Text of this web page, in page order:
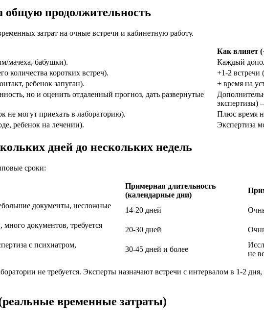
продолжительность
затрат на очные встречи и кабинетную работу.
Как влияет
мачеха, бабушки).
Каждый
количества коротких встреч).
+1-2 встречи
ребенок запуган).
+ время на
но и оценить отдаленный прогноз, дать развернутые
экспертизы)
не могут приехать в лабораторию).
Плюс время
ребенок на лечении). Экспертиза
дней до нескольких недель
сроки:
Примерная длительность
(календарные дни)
документы, несложные
14-20 дней
документов, требуется
20-30 дней
с психиатром,
30-45 дней и более
не
не требуется. Эксперты назначают встречи с интервалом в 1-2
временные затраты)